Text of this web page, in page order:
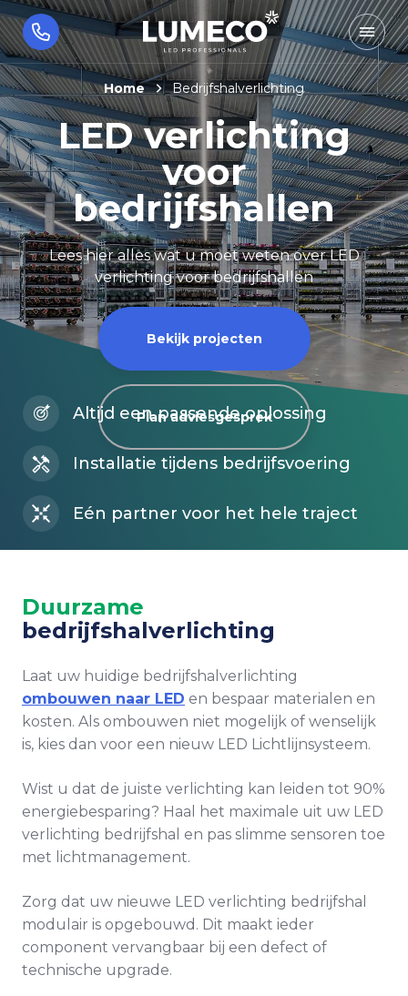
Home Bedrijfshalverlichting
LED verlichting
voor
bedrijfshallen
Lees hier alles wat u moet weten over LED
verlichting voor bedrijfshallen
Bekijk projecten
Plan adviesgesprek
Altijd een passende oplossing
Installatie tijdens bedrijfsvoering
Eén partner voor het hele traject
Duurzame
bedrijfshalverlichting
Laat uw huidige bedrijfshalverlichting
ombouwen naar LED en bespaar materialen en
kosten. Als ombouwen niet mogelijk of wenselijk
is, kies dan voor een nieuw LED Lichtlijnsysteem.
Wist u dat de juiste verlichting kan leiden tot 90%
energiebesparing? Haal het maximale uit uw LED
verlichting bedrijfshal en pas slimme sensoren toe
met lichtmanagement.
Zorg dat uw nieuwe LED verlichting bedrijfshal
modulair is opgebouwd . Dit maakt ieder
component vervangbaar bij een defect of
technische upgrade.